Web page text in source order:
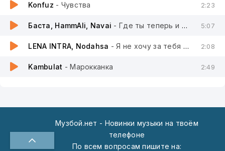
Konfuz - Чувства 2:23
Баста, HammAli, Navai - Где ты теперь и с кем 5:07
LENA INTRA, Nodahsa - Я не хочу за тебя замуж 2:08
Kambulat - Марокканка 2:49
Музбой.нет - Новинки музыки на твоём
телефоне
По всем вопросам пишите на: